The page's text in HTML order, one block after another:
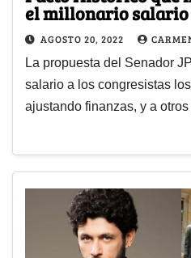
el millonario salario
AGOSTO 20, 2022
La propuesta del Senador
salario a los congresistas
ajustando finanzas, y a